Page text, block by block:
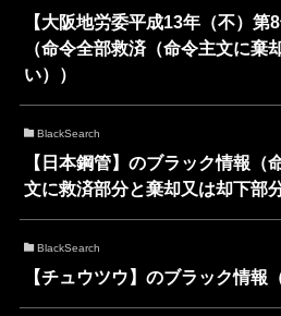
【大阪地労委平成13年（不）第
（命令全部救済（命令主文に棄
い））
BlackSearch
【日本鋼管】のブラック情報（
文に救済部分と棄却又は却下部
BlackSearch
【チュウツウ】のブラック情報